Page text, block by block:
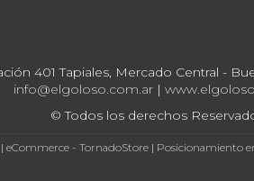
401 Tapiales, Mercado Central -
info@elgoloso.com.ar|
© Todos los derechos
eCommerce - TornadoStore| Posicionamiento